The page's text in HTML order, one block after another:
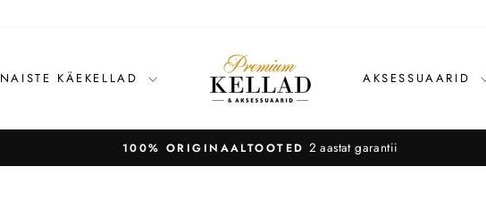
NAISTE KÄEKELLAD AKSESSUAARID
100% ORIGINAALTOOTED 2 aastat garantii